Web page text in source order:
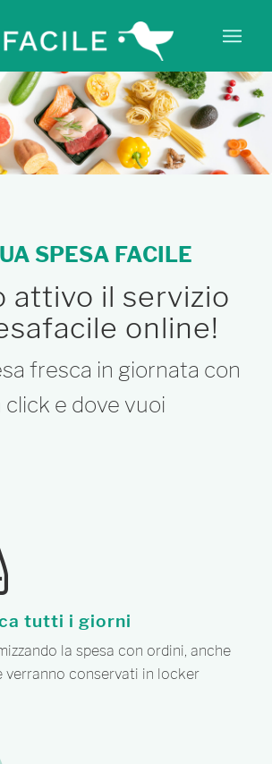
SPESA FACILE
attivo il servizio
online!
fresca in giornata con
click e dove vuoi
tutti i giorni
la spesa con ordini, anche
verranno conservati in locker